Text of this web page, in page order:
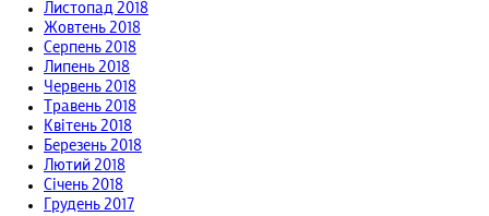
Листопад 2018
Жовтень 2018
Серпень 2018
Липень 2018
Червень 2018
Травень 2018
Квітень 2018
Березень 2018
Лютий 2018
Січень 2018
Грудень 2017